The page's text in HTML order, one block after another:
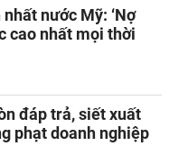
nước Mỹ: ‘Nợ
cao nhất mọi thời
đáp trả, siết xuất
phạt doanh nghiệp